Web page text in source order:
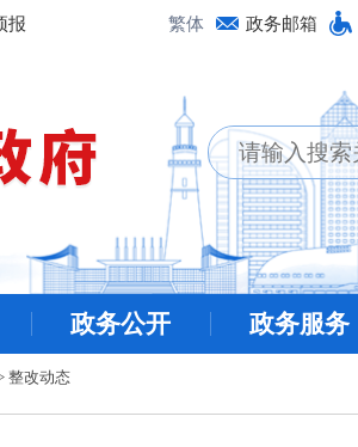
报 繁体 政务邮箱
政务公开 政务服务
整改动态